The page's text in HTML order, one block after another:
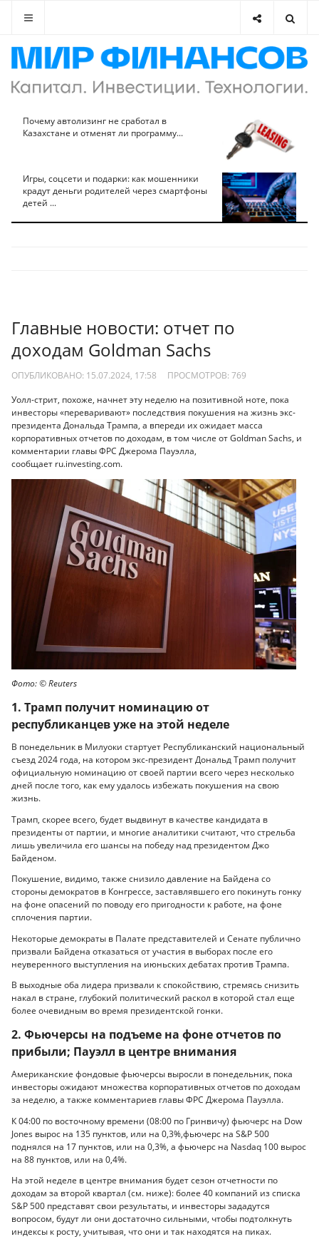
Почему автолизинг не сработал в
Казахстане и отменят ли программу...
Игры, соцсети и подарки: как мошенники
крадут деньги родителей через смартфоны
детей ...
Главные новости: отчет по
доходам Goldman Sachs
ОПУБЛИКОВАНО: 15.07.2024, 17:58 ПРОСМОТРОВ: 769
Уолл-стрит, похоже, начнет эту неделю на позитивной ноте, пока
инвесторы «переваривают» последствия покушения на жизнь экс-
президента Дональда Трампа, а впереди их ожидает масса
корпоративных отчетов по доходам, в том числе от Goldman Sachs, и
комментарии главы ФРС Джерома Пауэлла,
сообщает ru.investing.com.
Фото: © Reuters
1. Трамп получит номинацию от
республиканцев уже на этой неделе
В понедельник в Милуоки стартует Республиканский национальный
съезд 2024 года, на котором экс-президент Дональд Трамп получит
официальную номинацию от своей партии всего через несколько
дней после того, как ему удалось избежать покушения на свою
жизнь.
Трамп, скорее всего, будет выдвинут в качестве кандидата в
президенты от партии, и многие аналитики считают, что стрельба
лишь увеличила его шансы на победу над президентом Джо
Байденом.
Покушение, видимо, также снизило давление на Байдена со
стороны демократов в Конгрессе, заставлявшего его покинуть гонку
на фоне опасений по поводу его пригодности к работе, на фоне
сплочения партии.
Некоторые демократы в Палате представителей и Сенате публично
призвали Байдена отказаться от участия в выборах после его
неуверенного выступления на июньских дебатах против Трампа.
В выходные оба лидера призвали к спокойствию, стремясь снизить
накал в стране, глубокий политический раскол в которой стал еще
более очевидным во время президентской гонки.
2. Фьючерсы на подъеме на фоне отчетов по
прибыли; Пауэлл в центре внимания
Американские фондовые фьючерсы выросли в понедельник, пока
инвесторы ожидают множества корпоративных отчетов по доходам
за неделю, а также комментариев главы ФРС Джерома Пауэлла.
К 04:00 по восточному времени (08:00 по Гринвичу) фьючерс на Dow
Jones вырос на 135 пунктов, или на 0,3%,фьючерс на S&P 500
поднялся на 17 пунктов, или на 0,3%, а фьючерс на Nasdaq 100 вырос
на 88 пунктов, или на 0,4%.
На этой неделе в центре внимания будет сезон отчетности по
доходам за второй квартал (см. ниже): более 40 компаний из списка
S&P 500 представят свои результаты, и инвесторы зададутся
вопросом, будут ли они достаточно сильными, чтобы подтолкнуть
индексы к росту, учитывая, что они и так находятся на пиках.